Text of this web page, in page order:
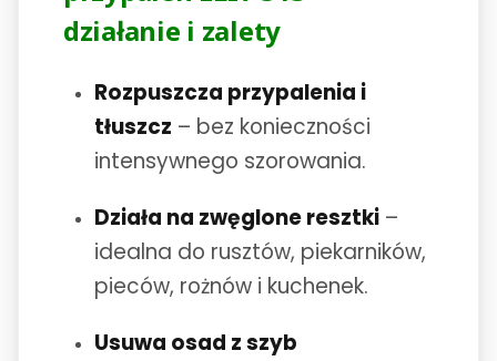
działanie i zalety
Rozpuszcza przypalenia i
tłuszcz – bez konieczności
intensywnego szorowania.
Działa na zwęglone resztki –
idealna do rusztów, piekarników,
pieców, rożnów i kuchenek.
Usuwa osad z szyb